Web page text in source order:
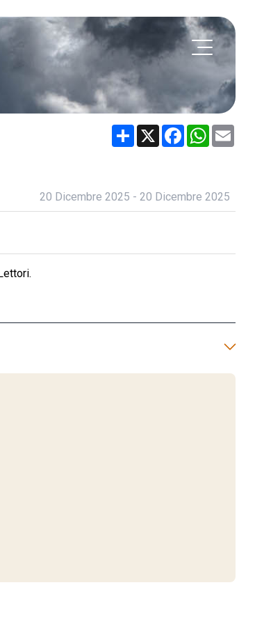
Share X FacebookWhatsApp
20 Dicembre 2025 - 20 Dicembre 2025